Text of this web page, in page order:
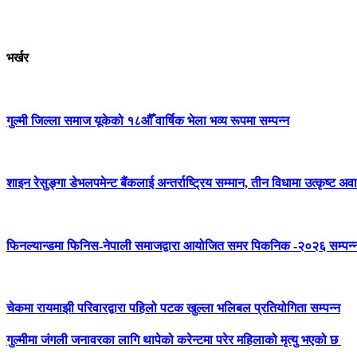
भर्खर
गुल्मी जिल्ला समाज यूकेको १८औँ वार्षिक भेला भव्य रूपमा सम्पन्न
शाइन रेसुङ्गा डेभलपमेन्ट बैंकलाई अन्तर्राष्ट्रिय सम्मान, तीन विधामा उत्कृष्ट
फिनल्यान्डमा फिनिस-नेपाली समाजद्वारा आयोजित समर पिकनिक -२०२६
चेकमा रायमाझी परिवारद्वारा पहिलो पटक खुल्ला भलिबल प्रतियोगिता सम्पन्न
गुल्मीमा जंगली जनावरका लागि थापेको करेन्टमा परेर महिलाको मृत्यु भएको छ